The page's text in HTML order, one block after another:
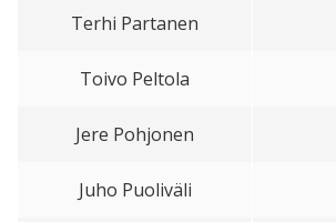
Terhi Partanen
Toivo Peltola
Jere Pohjonen
Juho Puoliväli